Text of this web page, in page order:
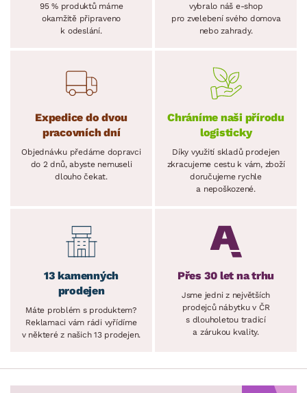
95 % produktů máme
okamžitě připraveno
k odeslání.
vybralo náš e-shop
pro zvelebení svého domova
nebo zahrady.
Expedice do dvou
pracovních dní
Objednávku předáme dopravci
do 2 dnů, abyste nemuseli
dlouho čekat.
Chráníme naši přírodu
logisticky
Díky využití skladů prodejen
zkracujeme cestu k vám, zboží
doručujeme rychle
a nepoškozené.
13 kamenných
prodejen
Máte problém s produktem?
Reklamaci vám rádi vyřídíme
v některé z našich 13 prodejen.
Přes 30 let na trhu
Jsme jedni z největších
prodejců nábytku v ČR
s dlouholetou tradicí
a zárukou kvality.